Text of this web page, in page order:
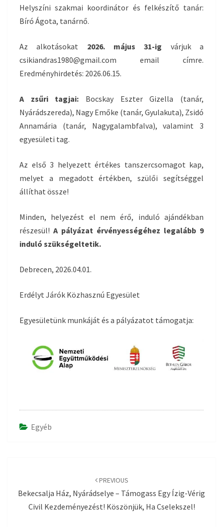
Helyszíni szakmai koordinátor és felkészítő tanár:
Bíró Ágota, tanárnő.
Az alkotásokat 2026. május 31-ig várjuk a
csikiandras1980@gmail.com email címre.
Eredményhirdetés: 2026.06.15.
A zsűri tagjai: Bocskay Eszter Gizella (tanár,
Nyárádszereda), Nagy Emőke (tanár, Gyulakuta), Zsidó
Annamária (tanár, Nagygalambfalva), valamint 3
egyesületi tag.
Az első 3 helyezett értékes tanszercsomagot kap,
melyet a megadott értékben, szülői segítséggel
állíthat össze!
Minden, helyezést el nem érő, induló ajándékban
részesül! A pályázat érvényességéhez legalább 9
induló szükségeltetik.
Debrecen, 2026.04.01.
Erdélyt Járók Közhasznú Egyesület
Egyesületünk munkáját és a pályázatot támogatja:
Egyéb
PREVIOUS
Bekecsalja Ház, Nyárádselye – Támogass Egy Ízig-Vérig
Civil Kezdeményezést! Köszönjük, Ha Cselekszel!